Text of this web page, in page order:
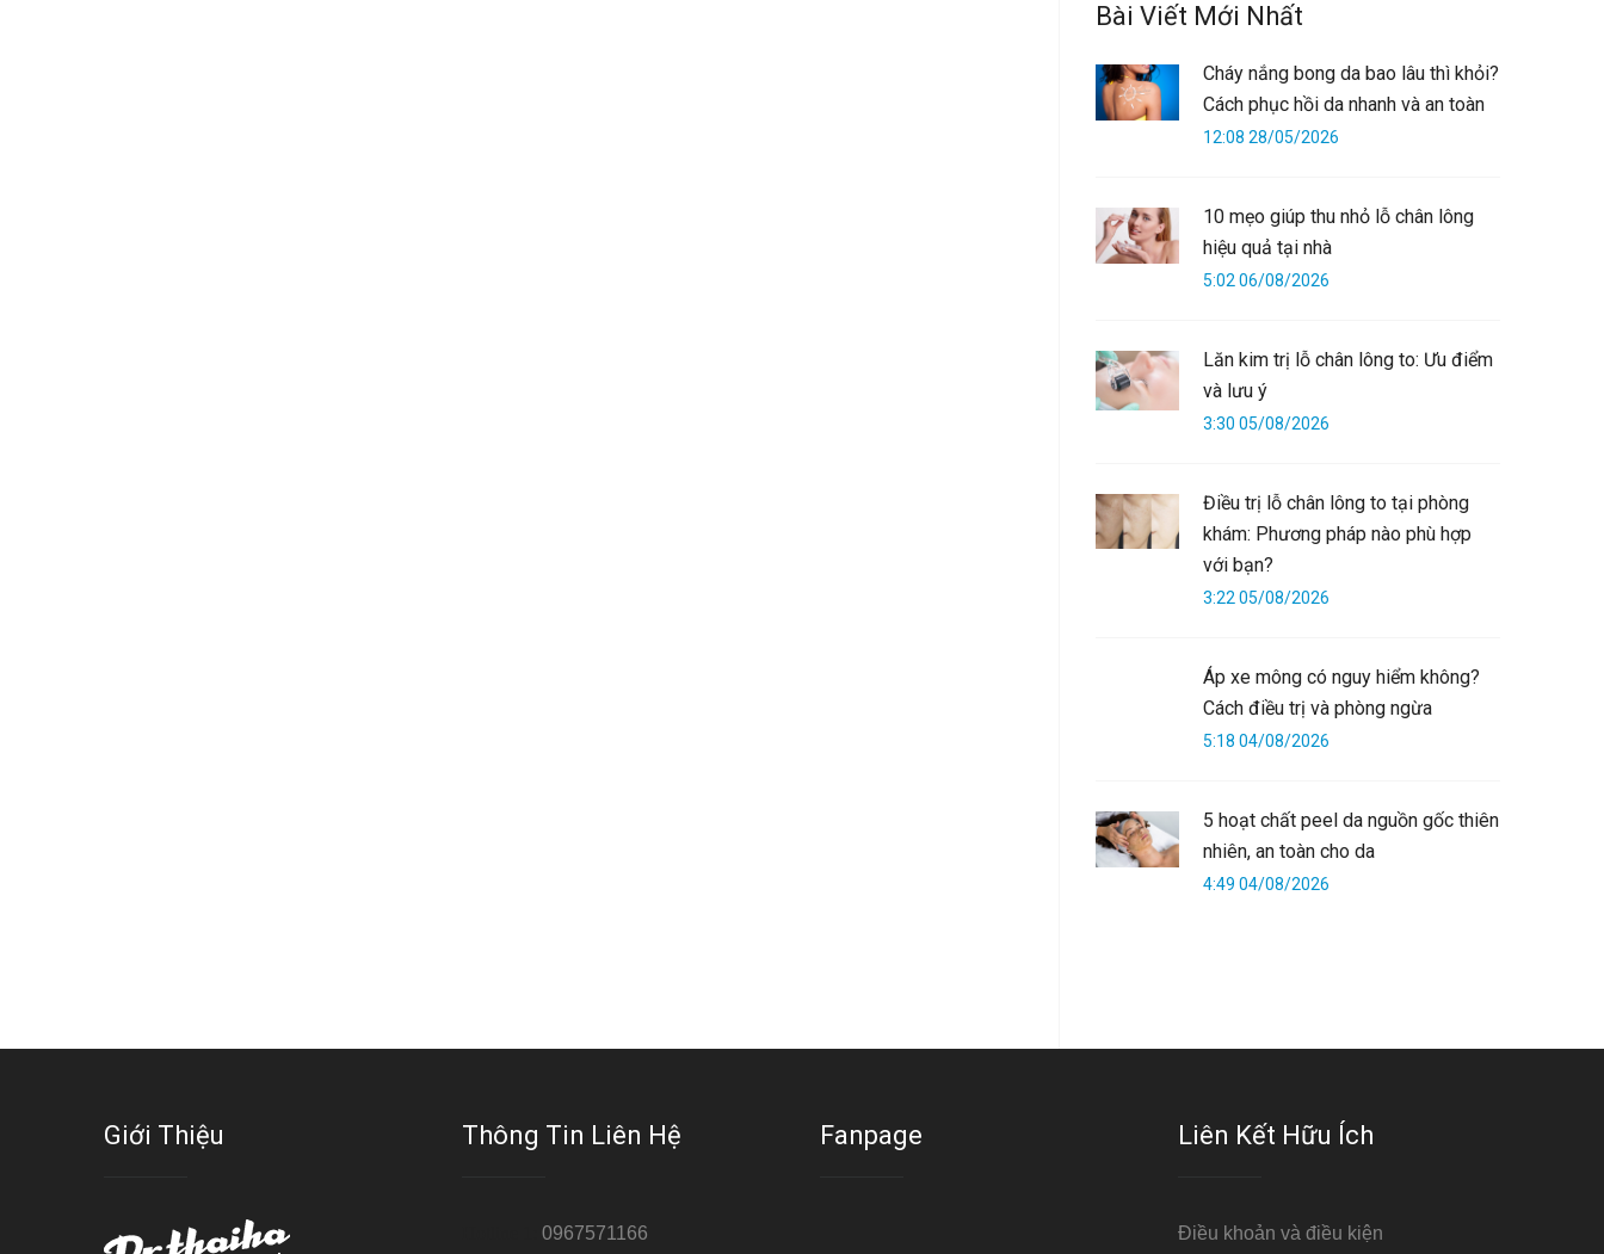
Bài Viết Mới Nhất
Cháy nắng bong da bao lâu thì khỏi?
Cách phục hồi da nhanh và an toàn
12:08 28/05/2026
10 mẹo giúp thu nhỏ lỗ chân lông
hiệu quả tại nhà
5:02 06/08/2026
Lăn kim trị lỗ chân lông to: Ưu điểm
và lưu ý
3:30 05/08/2026
Điều trị lỗ chân lông to tại phòng
khám: Phương pháp nào phù hợp
với bạn?
3:22 05/08/2026
Áp xe mông có nguy hiểm không?
Cách điều trị và phòng ngừa
5:18 04/08/2026
5 hoạt chất peel da nguồn gốc thiên
nhiên, an toàn cho da
4:49 04/08/2026
Giới Thiệu Thông Tin Liên Hệ
0967571166
Fanpage Liên Kết Hữu Ích
Điều khoản và điều kiện